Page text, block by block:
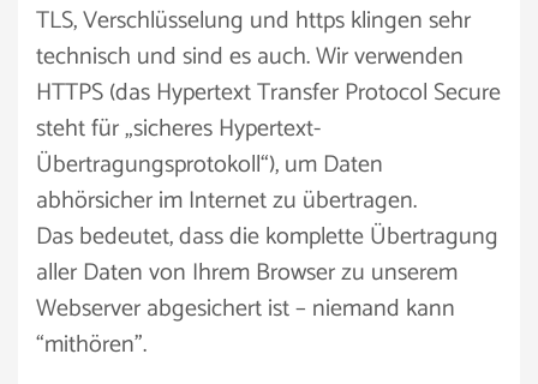
TLS, Verschlüsselung und https klingen sehr
technisch und sind es auch. Wir verwenden
HTTPS (das Hypertext Transfer Protocol Secure
steht für „sicheres Hypertext-
Übertragungsprotokoll“), um Daten
abhörsicher im Internet zu übertragen.
Das bedeutet, dass die komplette Übertragung
aller Daten von Ihrem Browser zu unserem
Webserver abgesichert ist – niemand kann
“mithören”.